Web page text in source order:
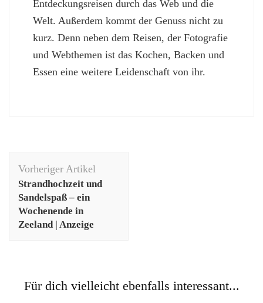
Entdeckungsreisen durch das Web und die
Welt. Außerdem kommt der Genuss nicht zu
kurz. Denn neben dem Reisen, der Fotografie
und Webthemen ist das Kochen, Backen und
Essen eine weitere Leidenschaft von ihr.
Vorheriger Artikel
Strandhochzeit und
Sandelspaß – ein
Wochenende in
Zeeland | Anzeige
Für dich vielleicht ebenfalls interessant...